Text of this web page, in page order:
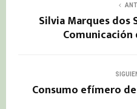
Silvia Marques dos
Consumo efímero